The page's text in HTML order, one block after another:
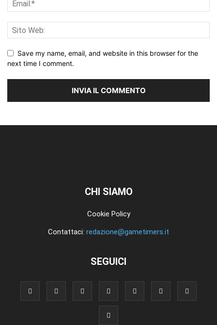
Save my name, email, and website in this browser for the
next time I comment.
CHI SIAMO
Cookie Policy
Contattaci: redazione@gametimers.it
SEGUICI